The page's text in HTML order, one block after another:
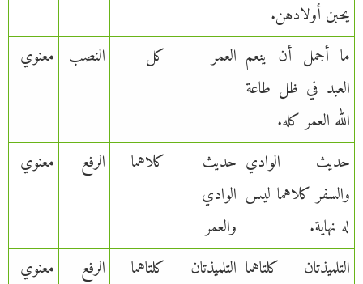
يحبن أولادهن.
ما أجمل أن ينعم
العبد في ظل طاعة
الله العمر كله.
العمر كل النصب معنوي
حديث الوادي
والسفر كلاهما ليس
له نهاية.
حديث
الوادي
والعمر
كلاهما الرفع معنوي
التلميذتان كلتاهما التلميذتان كلتاهما الرفع معنوي